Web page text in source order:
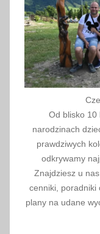
0
2
2
Od blisko 10
narodzinach
prawdziwych
odkrywamy
Znajdziesz u
cenniki, poradniki
plany na udane